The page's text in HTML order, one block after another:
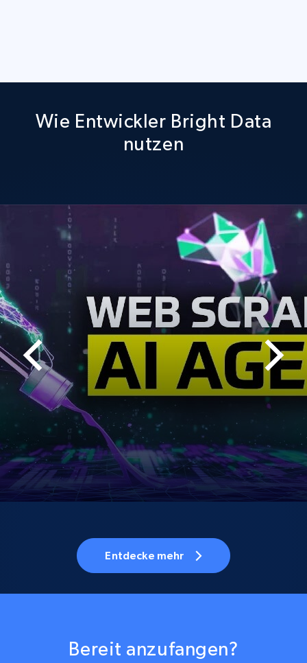
Wie Entwickler Bright Data
nutzen
Entdecke mehr
Bereit anzufangen?